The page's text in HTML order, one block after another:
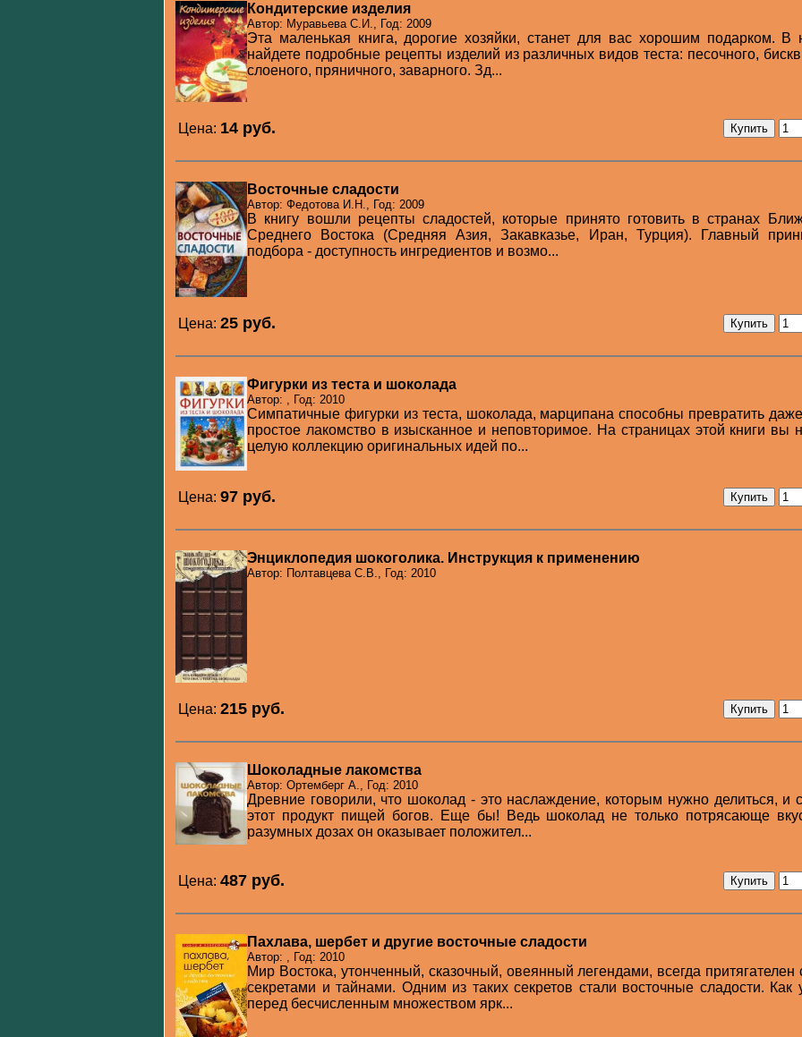
Кондитерские изделия
Автор: Муравьева С.И., Год: 2009
Эта маленькая книга, дорогие хозяйки, станет для вас хорошим подарком. В
найдете подробные рецепты изделий из различных видов теста: песочного,
слоеного, пряничного, заварного. Зд...
Цена: 14 pуб.
Восточные сладости
Автор: Федотова И.Н., Год: 2009
В книгу вошли рецепты сладостей, которые принято готовить в странах
Среднего Востока (Средняя Азия, Закавказье, Иран, Турция). Главный
подбора - доступность ингредиентов и возмо...
Цена: 25 pуб.
Фигурки из теста и шоколада
Автор: , Год: 2010
Симпатичные фигурки из теста, шоколада, марципана способны превратить
простое лакомство в изысканное и неповторимое. На страницах этой книги вы
целую коллекцию оригинальных идей по...
Цена: 97 pуб.
Энциклопедия шокоголика. Инструкция к применению
Автор: Полтавцева С.В., Год: 2010
Цена: 215 pуб.
Шоколадные лакомства
Автор: Ортемберг А., Год: 2010
Древние говорили, что шоколад - это наслаждение, которым нужно делиться, и
этот продукт пищей богов. Еще бы! Ведь шоколад не только потрясающе
разумных дозах он оказывает положител...
Цена: 487 pуб.
Пахлава, шербет и другие восточные сладости
Автор: , Год: 2010
Мир Востока, утонченный, сказочный, овеянный легендами, всегда притягателен
секретами и тайнами. Одним из таких секретов стали восточные сладости. Как
перед бесчисленным множеством ярк...